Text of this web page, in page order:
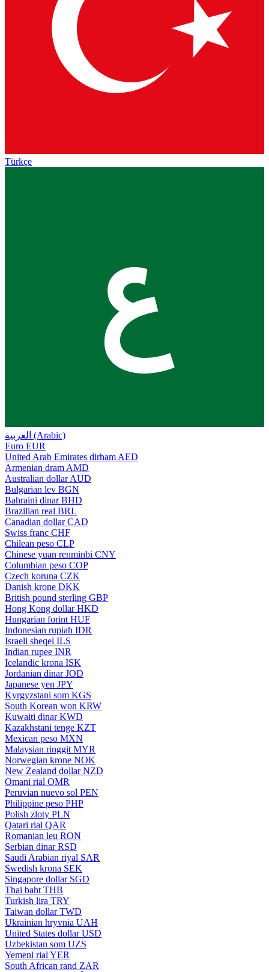
Türkçe
ع
العربية (Arabic)
Euro EUR
United Arab Emirates dirham AED
Armenian dram AMD
Australian dollar AUD
Bulgarian lev BGN
Bahraini dinar BHD
Brazilian real BRL
Canadian dollar CAD
Swiss franc CHF
Chilean peso CLP
Chinese yuan renminbi CNY
Columbian peso COP
Czech koruna CZK
Danish krone DKK
British pound sterling GBP
Hong Kong dollar HKD
Hungarian forint HUF
Indonesian rupiah IDR
Israeli sheqel ILS
Indian rupee INR
Icelandic krona ISK
Jordanian dinar JOD
Japanese yen JPY
Kyrgyzstani som KGS
South Korean won KRW
Kuwaiti dinar KWD
Kazakhstani tenge KZT
Mexican peso MXN
Malaysian ringgit MYR
Norwegian krone NOK
New Zealand dollar NZD
Omani rial OMR
Peruvian nuevo sol PEN
Philippine peso PHP
Polish zloty PLN
Qatari rial QAR
Romanian leu RON
Serbian dinar RSD
Saudi Arabian riyal SAR
Swedish krona SEK
Singapore dollar SGD
Thai baht THB
Turkish lira TRY
Taiwan dollar TWD
Ukrainian hryvnia UAH
United States dollar USD
Uzbekistan som UZS
Yemeni rial YER
South African rand ZAR